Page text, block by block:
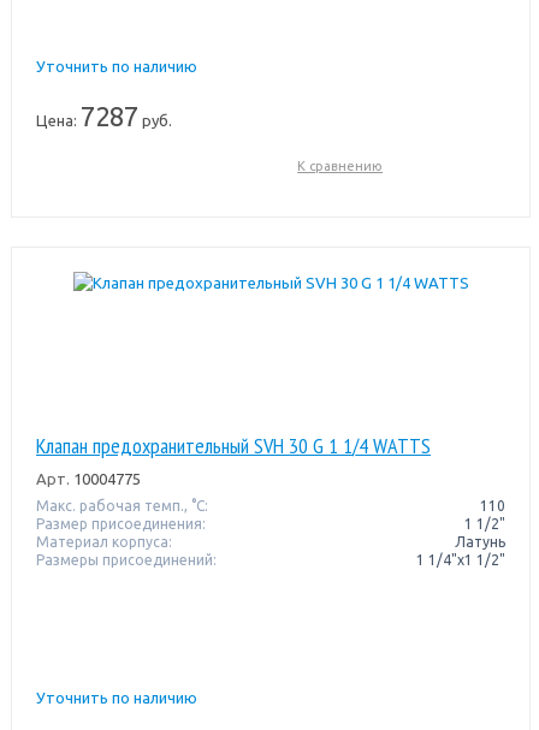
Уточнить по наличию
Цена: 7287 руб.
К сравнению
Клапан предохранительный SVH 30 G 1 1/4 WATTS
Арт. 10004775
Макс. рабочая темп., °С:
110
Размер присоединения:
1 1/2"
Материал корпуса:
Латунь
Размеры присоединений:
1 1/4"x1 1/2"
Уточнить по наличию